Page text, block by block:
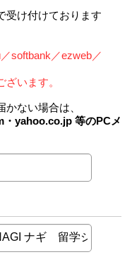
受け付けております
softbank／ezweb／
います。
ない場合は、
yahoo.co.jp 等のPCメ